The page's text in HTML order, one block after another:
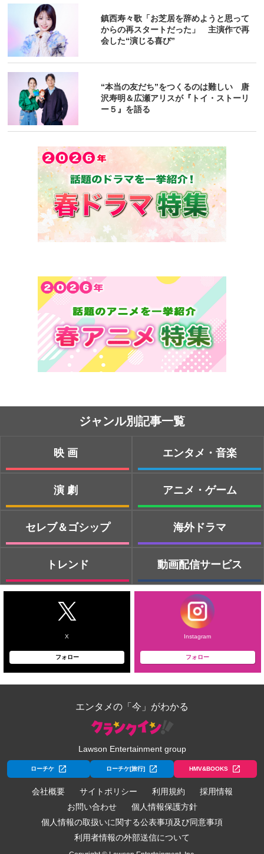
鎮西寿々歌「お芝居を辞めようと思って
からの再スタートだった」 主演作で再
会した“演じる喜び”
“本当の友だち”をつくるのは難しい 唐
沢寿明＆広瀬アリスが『トイ・ストーリ
ー５』を語る
ジャンル別記事一覧
映画
演劇
セレブ＆ゴシップ
トレンド
エンタメ・音楽
アニメ・ゲーム
海外ドラマ
動画配信サービス
X
フォロー
Instagram
フォロー
エンタメの「今」がわかる
Lawson Entertainment group
ローチケ ローチケ[旅行] HMV&BOOKS
会社概要 サイトポリシー 利用規約
採用情報
お問い合わせ
個人情報保護方針
個人情報の取扱いに関する公表事項及び同意事項
利用者情報の外部送信について